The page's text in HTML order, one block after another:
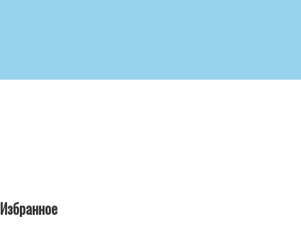
Избранное